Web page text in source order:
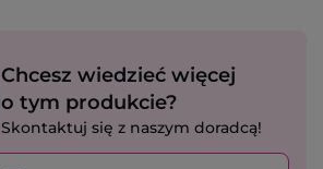
Chcesz wiedzieć więcej
o tym produkcie?
Skontaktuj się z naszym doradcą!